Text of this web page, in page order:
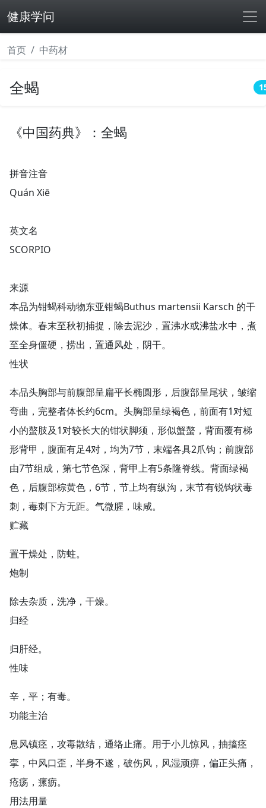
健康学问
首页 中药材
全蝎
《中国药典》：全蝎
拼音注音
Quán Xiē
英文名
SCORPIO
来源
本品为钳蝎科动物东亚钳蝎Buthus martensii Karsch 的干
燥体。春末至秋初捕捉，除去泥沙，置沸水或沸盐水中，煮
至全身僵硬，捞出，置通风处，阴干。
性状
本品头胸部与前腹部呈扁平长椭圆形，后腹部呈尾状，皱缩
弯曲，完整者体长约6cm。头胸部呈绿褐色，前面有1对短
小的螯肢及1对较长大的钳状脚须，形似蟹螯，背面覆有梯
形背甲，腹面有足4对，均为7节，末端各具2爪钩；前腹部
由7节组成，第七节色深，背甲上有5条隆脊线。背面绿褐
色，后腹部棕黄色，6节，节上均有纵沟，末节有锐钩状毒
刺，毒刺下方无距。气微腥，味咸。
贮藏
置干燥处，防蛀。
炮制
除去杂质，洗净，干燥。
归经
归肝经。
性味
辛，平；有毒。
功能主治
息风镇痉，攻毒散结，通络止痛。用于小儿惊风，抽搐痉
挛，中风口歪，半身不遂，破伤风，风湿顽痹，偏正头痛，
疮疡，瘰疬。
用法用量